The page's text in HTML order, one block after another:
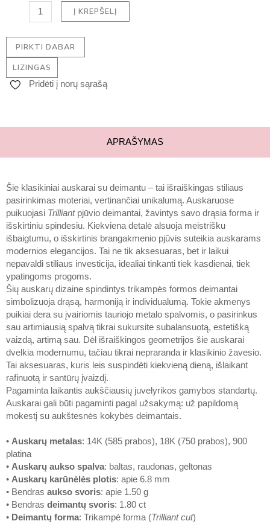
Į KREPŠELĮ
PIRKTI DABAR
LIZINGAS
Pridėti į norų sąrašą
APRAŠYMAS
Šie klasikiniai auskarai su deimantu – tai išraiškingas stiliaus
pasirinkimas moteriai, vertinančiai unikalumą. Auskaruose
puikuojasi Trilliantpjūvio deimantai, žavintys savo drąsia forma ir
išskirtiniu spindesiu. Kiekviena detalė alsuoja meistrišku
išbaigtumu, o išskirtinis brangakmenio pjūvis suteikia auskarams
modernios elegancijos. Tai ne tik aksesuaras, bet ir laikui
nepavaldi stiliaus investicija, idealiai tinkanti tiek kasdienai, tiek
ypatingoms progoms.
Šių auskarų dizaine spindintys trikampės formos deimantai
simbolizuoja drąsą, harmoniją ir individualumą. Tokie akmenys
puikiai dera su įvairiomis tauriojo metalo spalvomis, o pasirinkus
sau artimiausią spalvą tikrai sukursite subalansuotą, estetišką
vaizdą, artimą sau. Dėl išraiškingos geometrijos šie auskarai
dvelkia modernumu, tačiau tikrai nepraranda ir klasikinio žavesio.
Tai aksesuaras, kuris leis suspindėti kiekvieną dieną, išlaikant
rafinuotą ir santūrų įvaizdį.
Pagaminta laikantis aukščiausių juvelyrikos gamybos standartų.
Auskarai gali būti pagaminti pagal užsakymą: už papildomą
mokestį su aukštesnės kokybės deimantais.
• Auskarų metalas: 14K (585 prabos), 18K (750 prabos), 900
platina
• Auskarų aukso spalva: baltas, raudonas, geltonas
• Auskarų karūnėlės plotis: apie 6.8 mm
• Bendras aukso svoris: apie 1.50 g
• Bendras deimantų svoris: 1.80 ct
• Deimantų forma: Trikampė forma (Trilliant cut)